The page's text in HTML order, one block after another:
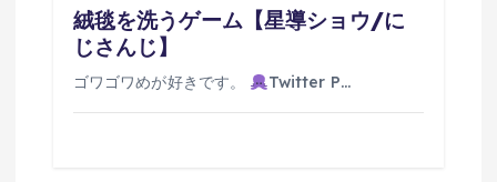
絨毯を洗うゲーム【星導ショウ/に
じさんじ】
ゴワゴワめが好きです。 Twitter P…